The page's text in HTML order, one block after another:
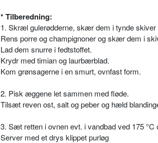
* Tilberedning:
1. Skræl gulerødderne, skær dem i tynde
Rens porre og champignoner og skær dem i
Lad dem snurre i fedtstoffet.
Krydr med timian og laurbærblad.
Kom grønsagerne i en smurt, ovnfast form.
2. Pisk æggene let sammen med fløde.
Tilsæt reven ost, salt og peber og hæld
3. Sæt retten i ovnen evt. i vandbad ved 175 °C
Server med et drys klippet purløg